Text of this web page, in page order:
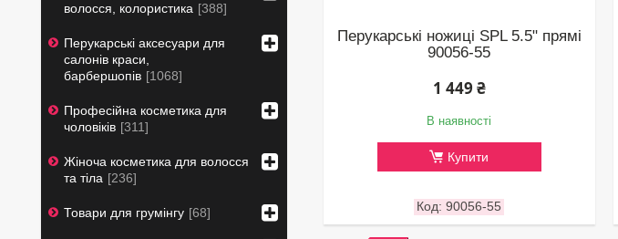
Перукарські ножиці SPL 5.5" прямі
90056-55
1 449 ₴
В наявності
Купити
90056-55
волосся, колористика 388
Перукарські аксесуари для
салонів краси,
барбершопів
1068
Професійна косметика для
чоловіків 311
Жіноча косметика для волосся
та тіла 236
Товари для грумінгу 68